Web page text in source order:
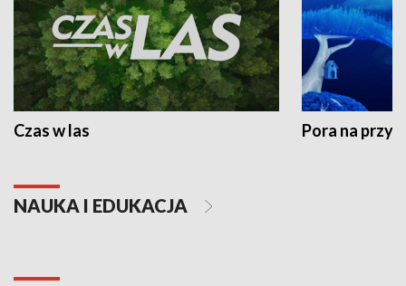
Czas w las Pora na
NAUKA I EDUKACJA